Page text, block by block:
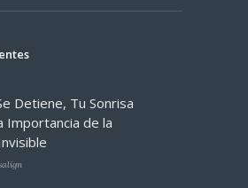
Detiene, Tu Sonrisa
Importancia de la